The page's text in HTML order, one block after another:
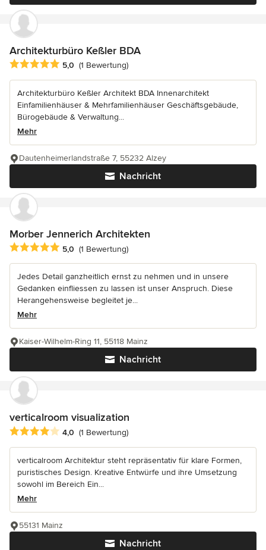
Architekturbüro Keßler BDA
Durchschnittliche Bewertung: 5 von 5 Sternen
5,0 (1 Bewertung)
Architekturbüro Keßler Architekt BDA Innenarchitekt
Einfamilienhäuser & Mehrfamilienhäuser Geschäftsgebäude,
Bürogebäude & Verwaltung...
Mehr
Nachricht
Dautenheimerlandstraße 7, 55232 Alzey
Morber Jennerich Architekten
Durchschnittliche Bewertung: 5 von 5 Sternen
5,0 (1 Bewertung)
Jedes Detail ganzheitlich ernst zu nehmen und in unsere
Gedanken einfliessen zu lassen ist unser Anspruch. Diese
Herangehensweise begleitet je...
Mehr
Nachricht
Kaiser-Wilhelm-Ring 11, 55118 Mainz
verticalroom visualization
Durchschnittliche Bewertung: 4 von 5 Sternen
4,0 (1 Bewertung)
verticalroom Architektur steht repräsentativ für klare Formen,
puristisches Design. Kreative Entwürfe und ihre Umsetzung
sowohl im Bereich Ein...
Mehr
Nachricht
55131 Mainz